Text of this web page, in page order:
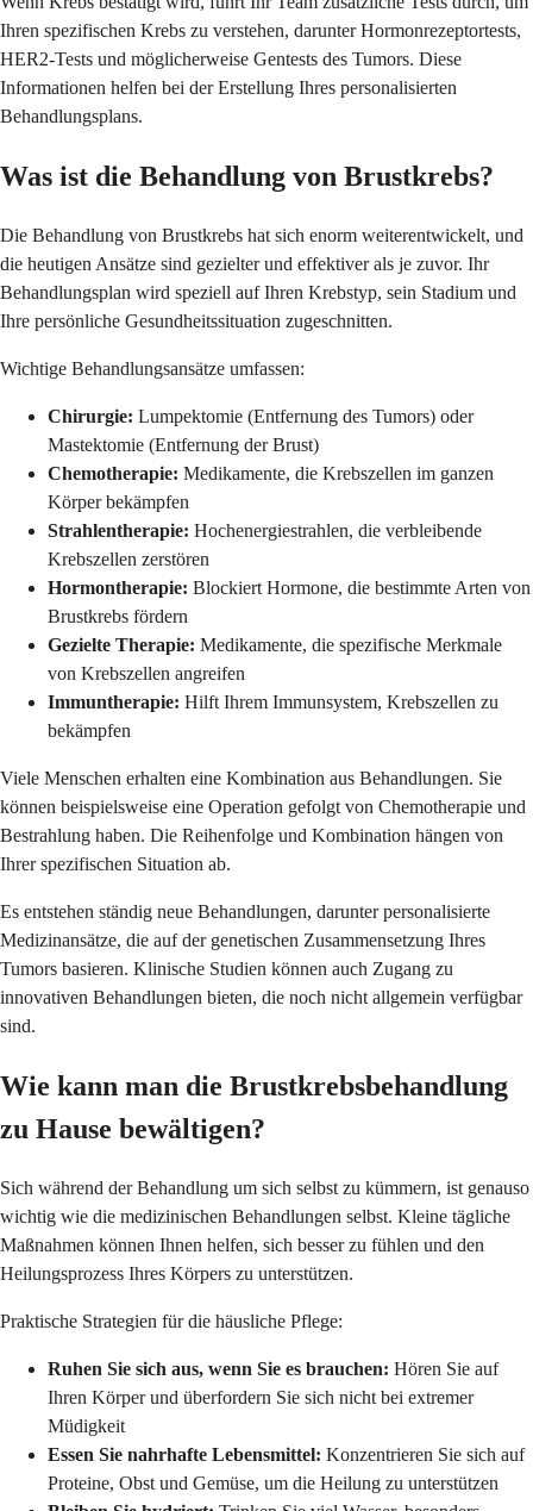
Ihren spezifischen Krebs zu verstehen, darunter Hormonrezeptortests,
HER2-Tests und möglicherweise Gentests des Tumors. Diese
Informationen helfen bei der Erstellung Ihres personalisierten
Behandlungsplans.
Was ist die Behandlung von Brustkrebs?
Die Behandlung von Brustkrebs hat sich enorm weiterentwickelt, und
die heutigen Ansätze sind gezielter und effektiver als je zuvor. Ihr
Behandlungsplan wird speziell auf Ihren Krebstyp, sein Stadium und
Ihre persönliche Gesundheitssituation zugeschnitten.
Wichtige Behandlungsansätze umfassen:
Chirurgie: Lumpektomie (Entfernung des Tumors) oder
Mastektomie (Entfernung der Brust)
Chemotherapie: Medikamente, die Krebszellen im ganzen
Körper bekämpfen
Strahlentherapie: Hochenergiestrahlen, die verbleibende
Krebszellen zerstören
Hormontherapie: Blockiert Hormone, die bestimmte Arten von
Brustkrebs fördern
Gezielte Therapie: Medikamente, die spezifische Merkmale
von Krebszellen angreifen
Immuntherapie: Hilft Ihrem Immunsystem, Krebszellen zu
bekämpfen
Viele Menschen erhalten eine Kombination aus Behandlungen. Sie
können beispielsweise eine Operation gefolgt von Chemotherapie und
Bestrahlung haben. Die Reihenfolge und Kombination hängen von
Ihrer spezifischen Situation ab.
Es entstehen ständig neue Behandlungen, darunter personalisierte
Medizinansätze, die auf der genetischen Zusammensetzung Ihres
Tumors basieren. Klinische Studien können auch Zugang zu
innovativen Behandlungen bieten, die noch nicht allgemein verfügbar
sind.
Wie kann man die Brustkrebsbehandlung
zu Hause bewältigen?
Sich während der Behandlung um sich selbst zu kümmern, ist genauso
wichtig wie die medizinischen Behandlungen selbst. Kleine tägliche
Maßnahmen können Ihnen helfen, sich besser zu fühlen und den
Heilungsprozess Ihres Körpers zu unterstützen.
Praktische Strategien für die häusliche Pflege:
Ruhen Sie sich aus, wenn Sie es brauchen: Hören Sie auf
Ihren Körper und überfordern Sie sich nicht bei extremer
Müdigkeit
Essen Sie nahrhafte Lebensmittel: Konzentrieren Sie sich auf
Proteine, Obst und Gemüse, um die Heilung zu unterstützen